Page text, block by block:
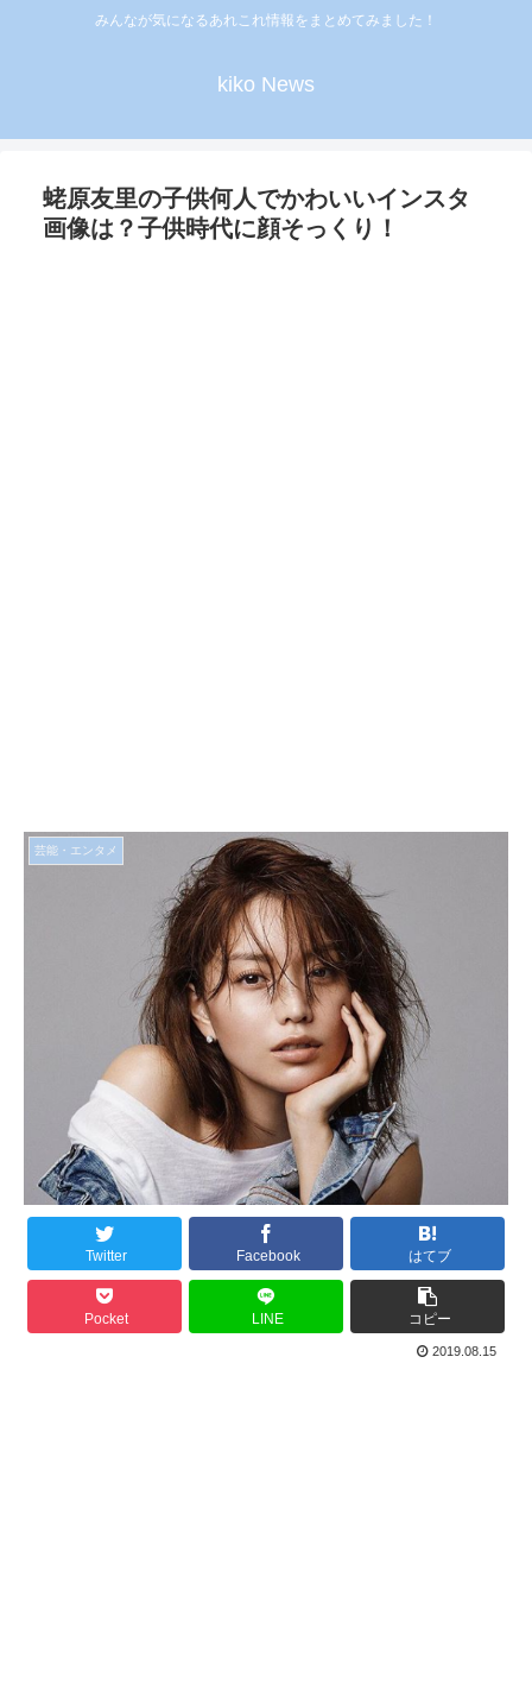
みんなが気になるあれこれ情報をまとめてみました！
kiko News
蛯原友里の子供何人でかわいいインスタ
画像は？子供時代に顔そっくり！
芸能・エンタメ
Twitter Facebook はてブ
Pocket LINE コピー
2019.08.15